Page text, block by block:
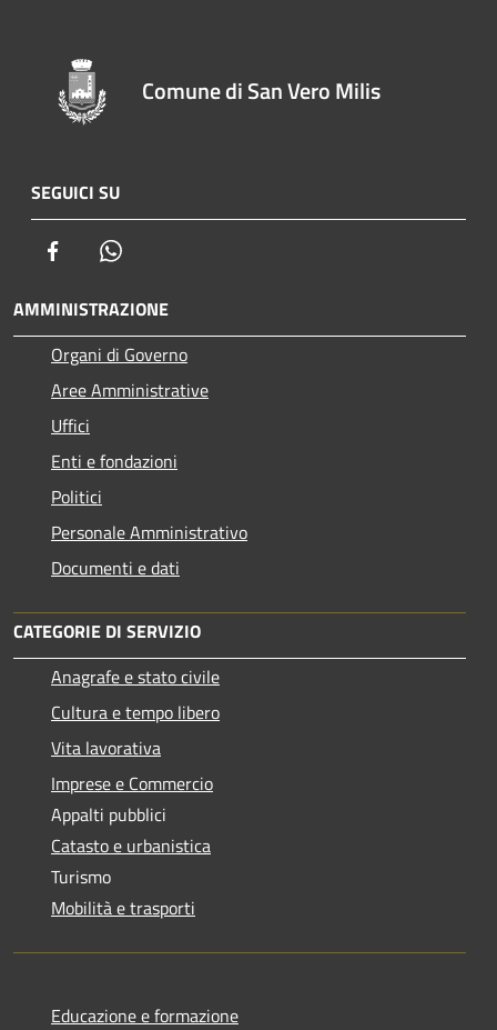
Comune di San Vero Milis
SEGUICI SU
Facebook
AMMINISTRAZIONE
Organi di Governo
Aree Amministrative
Uffici
Enti e fondazioni
Politici
Personale Amministrativo
Documenti e dati
CATEGORIE DI SERVIZIO
Anagrafe e stato civile
Cultura e tempo libero
Vita lavorativa
Imprese e Commercio
Appalti pubblici
Catasto e urbanistica
Turismo
Mobilità e trasporti
Educazione e formazione